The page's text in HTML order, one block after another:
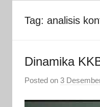
Tag: analisis
Dinamika
Posted on 3